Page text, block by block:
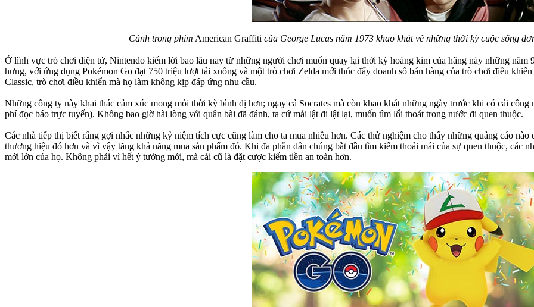
Cảnh trong phim American Graffiti của George Lucas năm 1973 khao khát về những thời kỳ cuộc sống
Ở lĩnh vực trò chơi điện tử, Nintendo kiếm lời bao lâu nay từ những người chơi muốn quay lại thời kỳ hoàng kim của hãng này những năm
hưng, với ứng dụng Pokémon Go đạt 750 triệu lượt tải xuống và một trò chơi Zelda mới thúc đẩy doanh số bán hàng của trò chơi điều
Classic, trò chơi điều khiển mà họ làm không kịp đáp ứng nhu cầu.
Những công ty này khai thác cảm xúc mong mỏi thời kỳ bình dị hơn; ngay cả Socrates mà còn khao khát những ngày trước khi có cái
phí đọc báo trực tuyến). Không bao giờ hài lòng với quân bài đã đánh, ta cứ mải lật đi lật lại, muốn tìm lối thoát trong nước đi quen thuộc.
Các nhà tiếp thị biết rằng gợi nhắc những kỷ niệm tích cực cũng làm cho ta mua nhiều hơn. Các thử nghiệm cho thấy những quảng cáo
thương hiệu đó hơn và vì vậy tăng khả năng mua sản phẩm đó. Khi đa phần dân chúng bắt đầu tìm kiếm thoải mái của sự quen thuộc, các
mới lớn của họ. Không phải vì hết ý tưởng mới, mà cái cũ là đặt cược kiếm tiền an toàn hơn.